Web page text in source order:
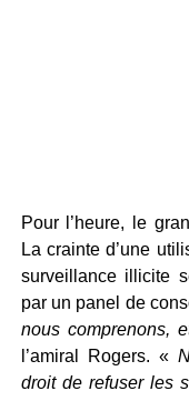
Pour l’heure, le
La crainte d’une
surveillance illicite
par un panel de
nous comprenons,
l’amiral Rogers. «
droit de refuser les